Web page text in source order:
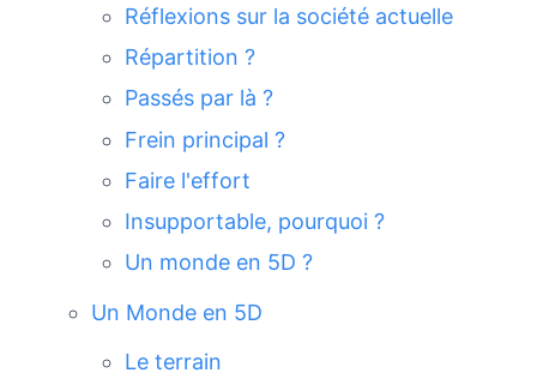
Réflexions sur la société actuelle
Répartition ?
Passés par là ?
Frein principal ?
Faire l'effort
Insupportable, pourquoi ?
Un monde en 5D ?
Un Monde en 5D
Le terrain